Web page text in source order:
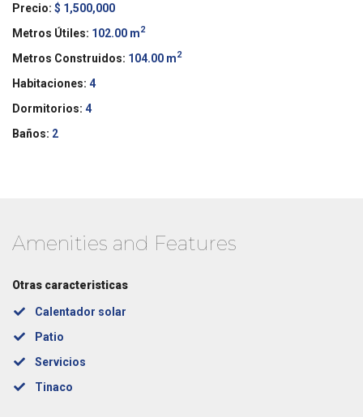
Precio: $ 1,500,000
Metros Útiles: 102.00 m2
Metros Construidos: 104.00 m2
Habitaciones: 4
Dormitorios: 4
Baños: 2
Amenities and Features
Otras caracteristicas
Calentador solar
Patio
Servicios
Tinaco